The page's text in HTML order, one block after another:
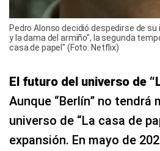
Pedro Alonso decidió despedirse de
y la dama del armiño", la segunda
casa de papel" (Foto: Netflix)
El futuro del universo de
Aunque “Berlín” no tendrá
universo de “La casa de
expansión. En mayo de